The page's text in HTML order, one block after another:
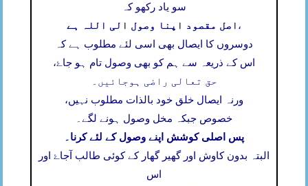
سو یاد رکھو کہ
اصل مقصود اپنا وصول الی اللہ ہے ،
دوسروں کا ایصال بھی اسی لئے مطلوب ہے کہ
اس کے ذریعہ سے ہم کو بھی وصول تام ہو جاۓ،
حق تعالی راضی ہوجائیں۔
ورنہ ایصال خلق خود بالذات مطلوب نہیں،
خصوص جبکہ مخل وصول ہونے لگے۔
پس اصلی کوشش اپنے وصول کے لئے کرنا۔
البتہ بدون کاوش اور گھیر گھار کے کوئی طالب آجاۓ اور
اس